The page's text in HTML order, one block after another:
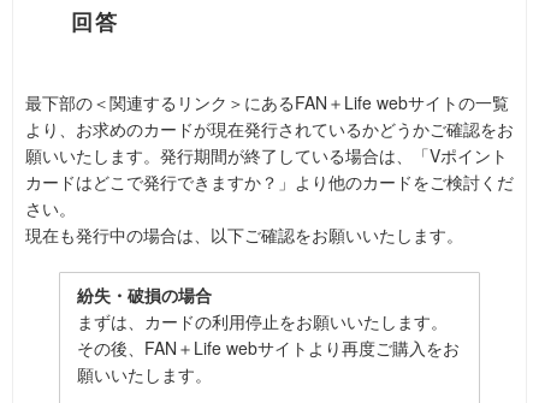
最下部の＜関連するリンク＞にあるFAN＋Life webサイトの一覧
より、お求めのカードが現在発行されているかどうかご確認をお
願いいたします。発行期間が終了している場合は、「Vポイント
カードはどこで発行できますか？」より他のカードをご検討くだ
さい。
現在も発行中の場合は、以下ご確認をお願いいたします。
紛失・破損の場合
まずは、カードの利用停止をお願いいたします。
その後、FAN＋Life webサイトより再度ご購入をお
願いいたします。